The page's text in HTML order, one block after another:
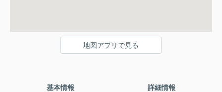
地図アプリで見る
基本情報 詳細情報